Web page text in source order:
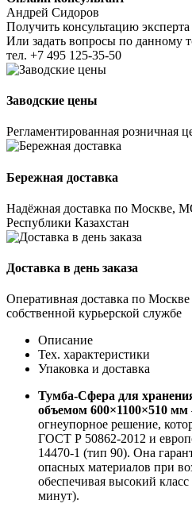
Андрей Сидоров
Получить консультацию эксперта
Или задать вопросы по данному
тел. +7 495 125-35-50
Заводские цены
Регламентированная розничная
Бережная доставка
Надёжная доставка по Москве,
Республики Казахстан
Доставка в день заказа
Оперативная доставка по
собственной курьерской службе
Описание
Тех. характеристики
Упаковка и доставка
Тумба-Сфера для
объемом 600×1100×510 мм
огнеупорное решение,
ГОСТ Р 50862-2012 и
14470-1 (тип 90). Она
опасных материалов при
обеспечивая высокий
минут).